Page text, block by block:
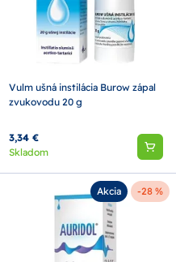
Vulm ušná instilácia Burow zápal
zvukovodu 20 g
3,34 €
Skladom
Akcia -28 %